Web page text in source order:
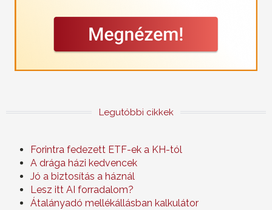
Legutóbbi cikkek
Forintra fedezett ETF-ek a KH-tól
A drága házi kedvencek
Jó a biztosítás a háznál
Lesz itt AI forradalom?
Átalányadó mellékállásban kalkulátor